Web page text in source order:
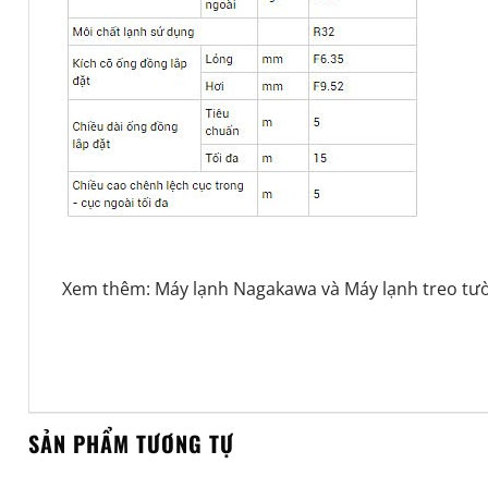
Xem thêm: Máy lạnh Nagakawa và Máy lạnh treo
SẢN PHẨM TƯƠNG TỰ